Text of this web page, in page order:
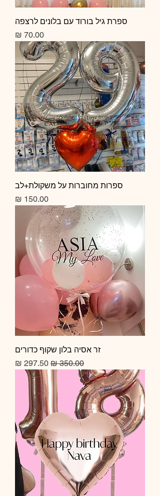
ספרת גיל בורוד עם בלונים לרצפה
מחיר
ספרות מחוברות על משקולת+לב
מחיר
זר אסיה בלון שקוף כדורים
מחיר רגיל מחיר מבצע